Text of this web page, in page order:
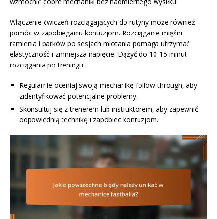
Włączenie ćwiczeń rozciągających do rutyny może również
pomóc w zapobieganiu kontuzjom. Rozciąganie mięśni
ramienia i barków po sesjach miotania pomaga utrzymać
elastyczność i zmniejsza napięcie. Dążyć do 10-15 minut
rozciągania po treningu.
Regularnie oceniaj swoją mechanikę follow-through, aby
zidentyfikować potencjalne problemy.
Skonsultuj się z trenerem lub instruktorem, aby zapewnić
odpowiednią technikę i zapobiec kontuzjom.